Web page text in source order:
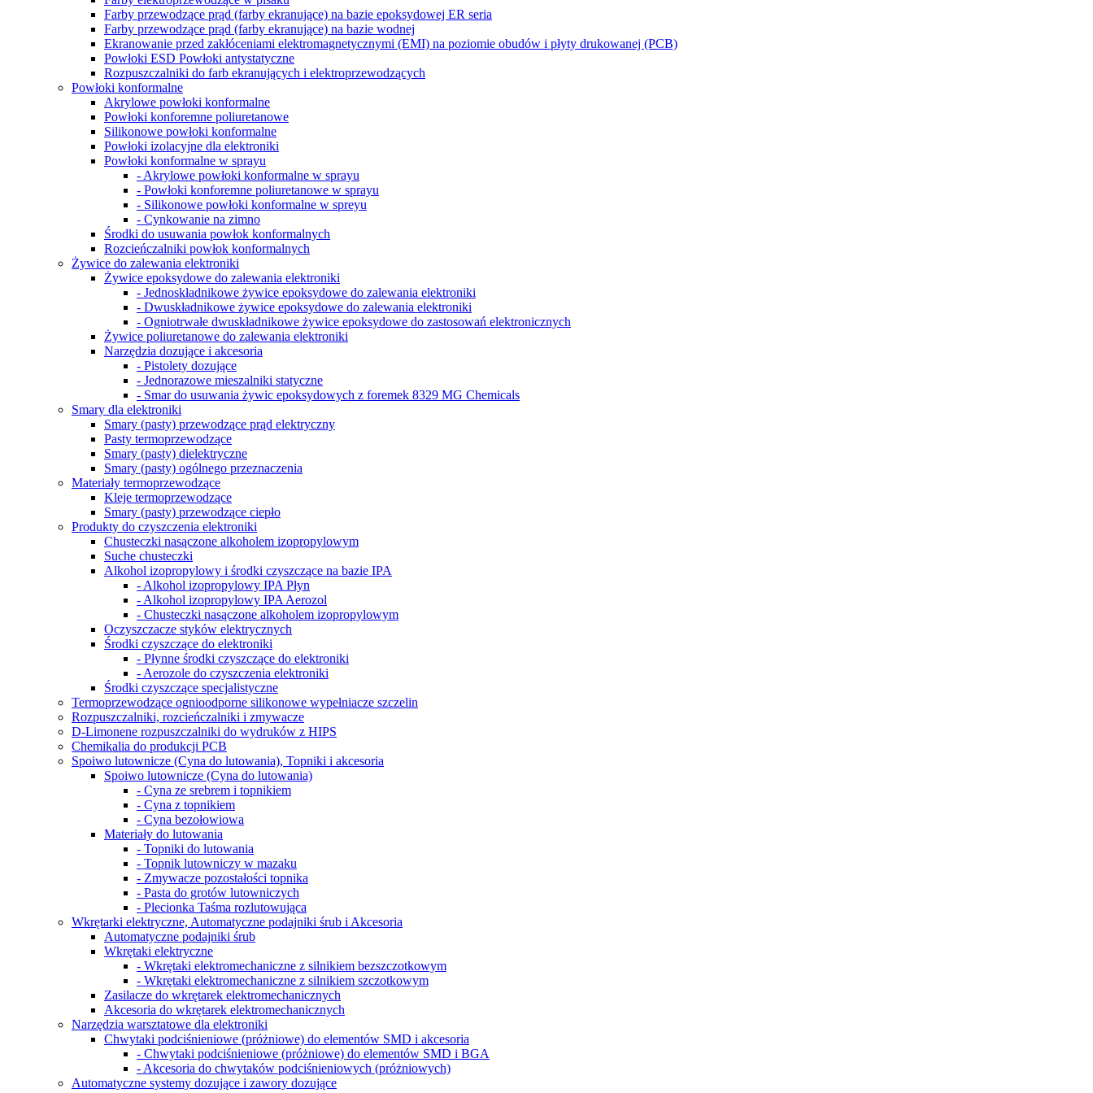
Farby przewodzące prąd (farby ekranujące) na bazie epoksydowej ER seria
Farby przewodzące prąd (farby ekranujące) na bazie wodnej
Ekranowanie przed zakłóceniami elektromagnetycznymi (EMI) na poziomie obudów i płyty drukowanej (PCB)
Powłoki ESD Powłoki antystatyczne
Rozpuszczalniki do farb ekranujących i elektroprzewodzących
Powłoki konformalne
Akrylowe powłoki konformalne
Powłoki konforemne poliuretanowe
Silikonowe powłoki konformalne
Powłoki izolacyjne dla elektroniki
Powłoki konformalne w sprayu
- Akrylowe powłoki konformalne w sprayu
- Powłoki konforemne poliuretanowe w sprayu
- Silikonowe powłoki konformalne w spreyu
- Cynkowanie na zimno
Środki do usuwania powłok konformalnych
Rozcieńczalniki powłok konformalnych
Żywice do zalewania elektroniki
Żywice epoksydowe do zalewania elektroniki
- Jednoskładnikowe żywice epoksydowe do zalewania elektroniki
- Dwuskładnikowe żywice epoksydowe do zalewania elektroniki
- Ogniotrwałe dwuskładnikowe żywice epoksydowe do zastosowań elektronicznych
Żywice poliuretanowe do zalewania elektroniki
Narzędzia dozujące i akcesoria
- Pistolety dozujące
- Jednorazowe mieszalniki statyczne
- Smar do usuwania żywic epoksydowych z foremek 8329 MG Chemicals
Smary dla elektroniki
Smary (pasty) przewodzące prąd elektryczny
Pasty termoprzewodzące
Smary (pasty) dielektryczne
Smary (pasty) ogólnego przeznaczenia
Materiały termoprzewodzące
Kleje termoprzewodzące
Smary (pasty) przewodzące ciepło
Produkty do czyszczenia elektroniki
Chusteczki nasączone alkoholem izopropylowym
Suche chusteczki
Alkohol izopropylowy i środki czyszczące na bazie IPA
- Alkohol izopropylowy IPA Płyn
- Alkohol izopropylowy IPA Aerozol
- Chusteczki nasączone alkoholem izopropylowym
Oczyszczacze styków elektrycznych
Środki czyszczące do elektroniki
- Płynne środki czyszczące do elektroniki
- Aerozole do czyszczenia elektroniki
Środki czyszczące specjalistyczne
Termoprzewodzące ognioodporne silikonowe wypełniacze szczelin
Rozpuszczalniki, rozcieńczalniki i zmywacze
D-Limonene rozpuszczalniki do wydruków z HIPS
Chemikalia do produkcji PCB
Spoiwo lutownicze (Cyna do lutowania), Topniki i akcesoria
Spoiwo lutownicze (Cyna do lutowania)
- Cyna ze srebrem i topnikiem
- Cyna z topnikiem
- Cyna bezołowiowa
Materiały do lutowania
- Topniki do lutowania
- Topnik lutowniczy w mazaku
- Zmywacze pozostałości topnika
- Pasta do grotów lutowniczych
- Plecionka Taśma rozlutowująca
Wkrętarki elektryczne, Automatyczne podajniki śrub i Akcesoria
Automatyczne podajniki śrub
Wkrętaki elektryczne
- Wkrętaki elektromechaniczne z silnikiem bezszczotkowym
- Wkrętaki elektromechaniczne z silnikiem szczotkowym
Zasilacze do wkrętarek elektromechanicznych
Akcesoria do wkrętarek elektromechanicznych
Narzędzia warsztatowe dla elektroniki
Chwytaki podciśnieniowe (próżniowe) do elementów SMD i akcesoria
- Chwytaki podciśnieniowe (próżniowe) do elementów SMD i BGA
- Akcesoria do сhwytaków podciśnieniowych (próżniowych)
Automatyczne systemy dozujące i zawory dozujące